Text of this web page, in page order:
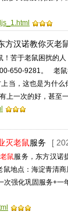
汉诺教你灭老
苦于老鼠困扰的
650-9281。 老鼠
当，这也是为什
上一次的好，甚
灭老鼠服务 [
鼠服务，东方汉诺
地点：海淀青清
次强化巩固服务